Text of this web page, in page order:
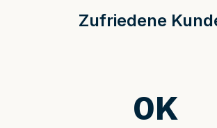
Zufriedene
0K